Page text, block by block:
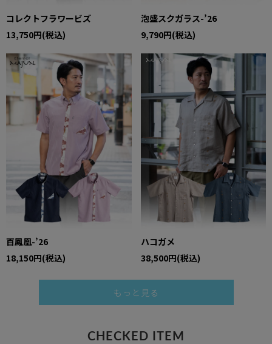
コレクトフラワービズ
13,750円(税込)
泡盛スクガラス-’26
9,790円(税込)
百鳳凰-’26
18,150円(税込)
ハコガメ
38,500円(税込)
もっと見る
CHECKED ITEM